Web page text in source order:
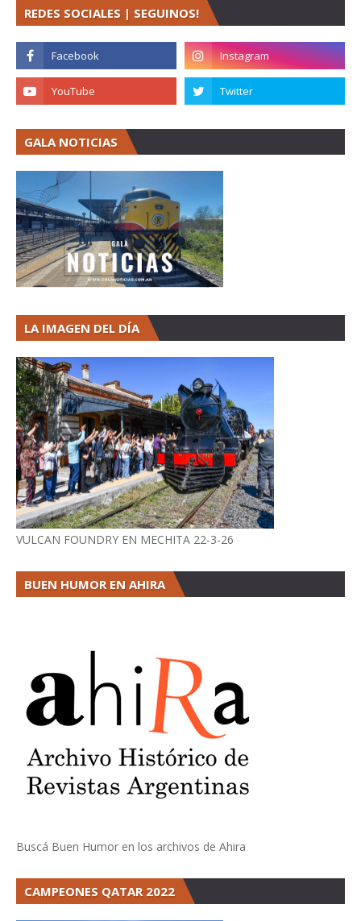
REDES SOCIALES | SEGUINOS!
GALA NOTICIAS
LA IMAGEN DEL DÍA
VULCAN FOUNDRY EN MECHITA 22-3-26
BUEN HUMOR EN AHIRA
Buscá Buen Humor en los archivos de Ahira
CAMPEONES QATAR 2022